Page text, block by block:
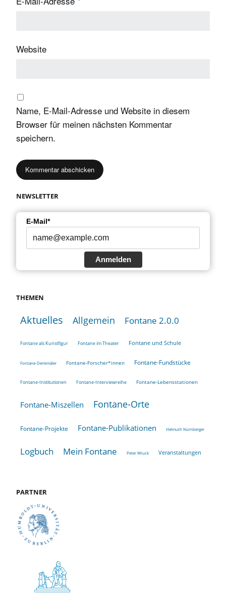
Website
Name, E-Mail-Adresse und Website in diesem
Browser für meinen nächsten Kommentar
speichern.
NEWSLETTER
E-Mail*
Anmelden
THEMEN
Aktuelles Allgemein Fontane 2.0.0
Fontane als Kunstfigur Fontane im Theater Fontane und Schule
Fontane-Denkmäler Fontane-Forscher*innen Fontane-Fundstücke
Fontane-Institutionen Fontane-Interviewreihe Fontane-Lebensstationen
Fontane-Miszellen Fontane-Orte
Fontane-Projekte Fontane-Publikationen Helmuth Nürnberger
Logbuch Mein Fontane Peter Wruck Veranstaltungen
PARTNER